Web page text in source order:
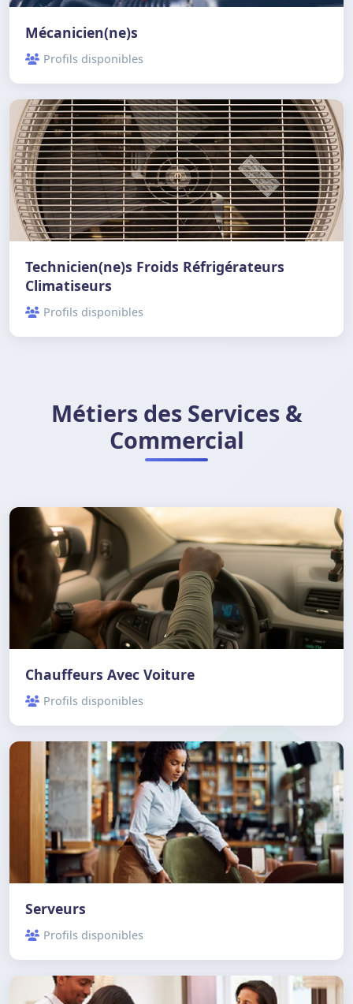
Mécanicien(ne)s
Profils disponibles
Technicien(ne)s Froids Réfrigérateurs
Climatiseurs
Profils disponibles
Métiers des Services &
Commercial
Chauffeurs Avec Voiture
Profils disponibles
Serveurs
Profils disponibles